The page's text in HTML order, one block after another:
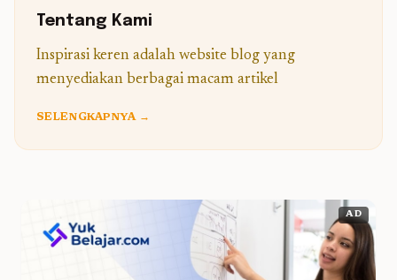
Tentang Kami
Inspirasi keren adalah website blog yang
menyediakan berbagai macam artikel
SELENGKAPNYA →
AD